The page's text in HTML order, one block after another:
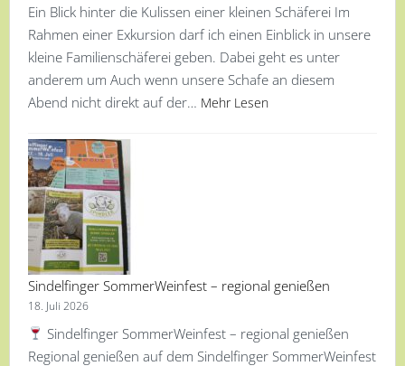
Ein Blick hinter die Kulissen einer kleinen Schäferei Im
Rahmen einer Exkursion darf ich einen Einblick in unsere
kleine Familienschäferei geben. Dabei geht es unter
anderem um Auch wenn unsere Schafe an diesem
Abend nicht direkt auf der… Mehr Lesen
Sindelfinger SommerWeinfest – regional genießen
18. Juli 2026
Sindelfinger SommerWeinfest – regional genießen
Regional genießen auf dem Sindelfinger SommerWeinfest